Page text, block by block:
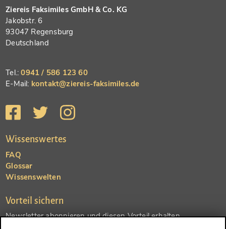
Ziereis Faksimiles GmbH & Co. KG
Jakobstr. 6
93047 Regensburg
Deutschland
Tel.:0941 / 586 123 60
E-Mail: kontakt@ziereis-faksimiles.de
Wissenswertes
FAQ
Glossar
Wissenswelten
Vorteil sichern
Newsletter abonnieren und diesen Vorteil erhalten